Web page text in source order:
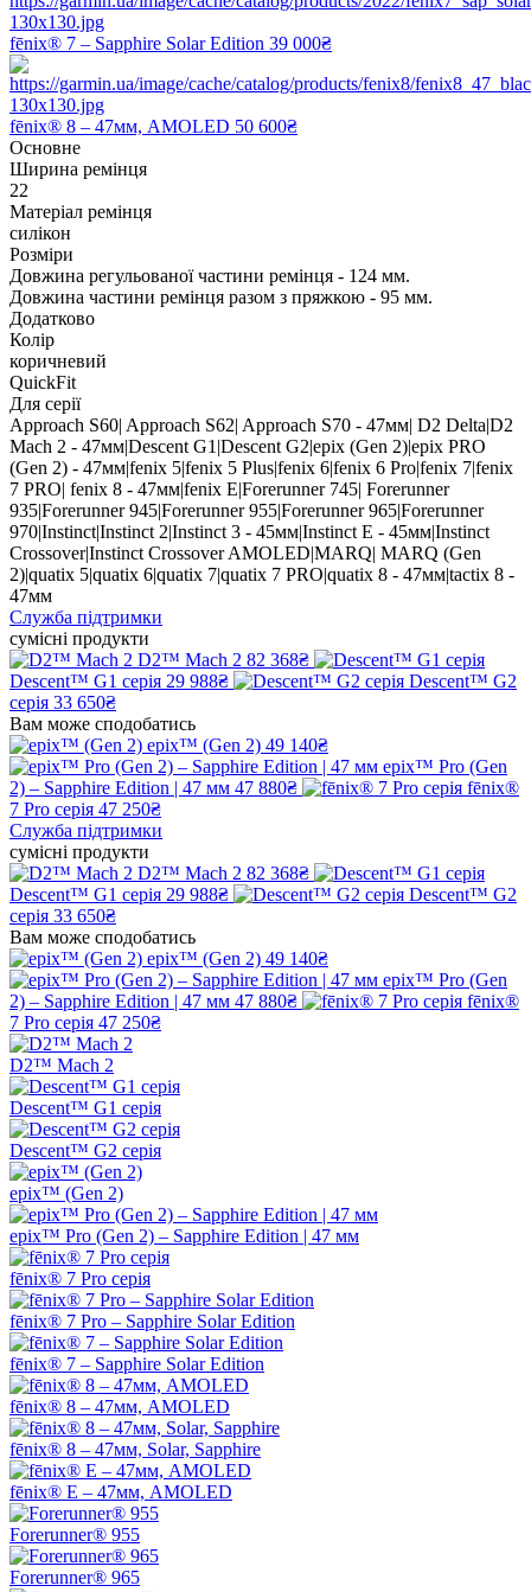
fēnix® 7 – Sapphire Solar Edition 39 000₴
fēnix® 8 – 47мм, AMOLED 50 600₴
Основне
Ширина ремінця
22
Матеріал ремінця
силікон
Розміри
Довжина регульованої частини ремінця - 124 мм.
Довжина частини ремінця разом з пряжкою - 95 мм.
Додатково
Колір
коричневий
QuickFit
Для серії
Approach S60| Approach S62| Approach S70 - 47мм| D2 Delta|D2
Mach 2 - 47мм|Descent G1|Descent G2|epix (Gen 2)|epix PRO
(Gen 2) - 47мм|fenix 5|fenix 5 Plus|fenix 6|fenix 6 Pro|fenix 7|fenix
7 PRO| fenix 8 - 47мм|fenix E|Forerunner 745| Forerunner
935|Forerunner 945|Forerunner 955|Forerunner 965|Forerunner
970|Instinct|Instinct 2|Instinct 3 - 45мм|Instinct E - 45мм|Instinct
Crossover|Instinct Crossover AMOLED|MARQ| MARQ (Gen
2)|quatix 5|quatix 6|quatix 7|quatix 7 PRO|quatix 8 - 47мм|tactix 8 -
47мм
Служба підтримки
сумісні продукти
D2™ Mach 2 82 368₴
Descent™ G1 серія 29 988₴
Descent™ G2
серія 33 650₴
Вам може сподобатись
epix™ (Gen 2) 49 140₴
epix™ Pro (Gen
2) – Sapphire Edition | 47 мм 47 880₴
fēnix®
7 Pro серія 47 250₴
Служба підтримки
сумісні продукти
D2™ Mach 2 82 368₴
Descent™ G1 серія 29 988₴
Descent™ G2
серія 33 650₴
Вам може сподобатись
epix™ (Gen 2) 49 140₴
epix™ Pro (Gen
2) – Sapphire Edition | 47 мм 47 880₴
fēnix®
7 Pro серія 47 250₴
D2™ Mach 2
Descent™ G1 серія
Descent™ G2 серія
epix™ (Gen 2)
epix™ Pro (Gen 2) – Sapphire Edition | 47 мм
fēnix® 7 Pro серія
fēnix® 7 Pro – Sapphire Solar Edition
fēnix® 7 – Sapphire Solar Edition
fēnix® 8 – 47мм, AMOLED
fēnix® 8 – 47мм, Solar, Sapphire
fēnix® E – 47мм, AMOLED
Forerunner® 955
Forerunner® 965